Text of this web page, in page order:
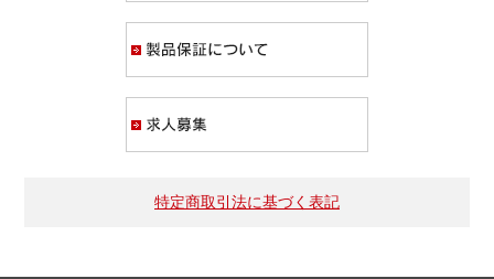
特定商取引法に基づく表記